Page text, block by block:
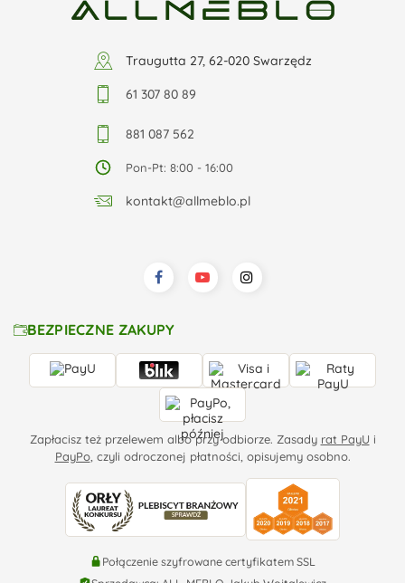
Traugutta 27, 62-020 Swarzędz
61 307 80 89
881 087 562
Pon-Pt: 8:00 - 16:00
kontakt@allmeblo.pl
BEZPIECZNE ZAKUPY
Zapłacisz też przelewem albo przy odbiorze. Zasady rat PayU i
PayPo, czyli odroczonej płatności, opisujemy osobno.
Połączenie szyfrowane certyfikatem SSL